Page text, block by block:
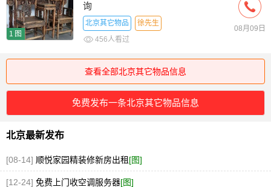
1图
询
北京其它物品
徐先生
456人看过
08月09日
查看全部北京其它物品信息
免费发布一条北京其它物品信息
北京最新发布
[08-14] 顺悦家园精装修新房出租 [图]
[12-24] 免费上门收空调服务器[图]